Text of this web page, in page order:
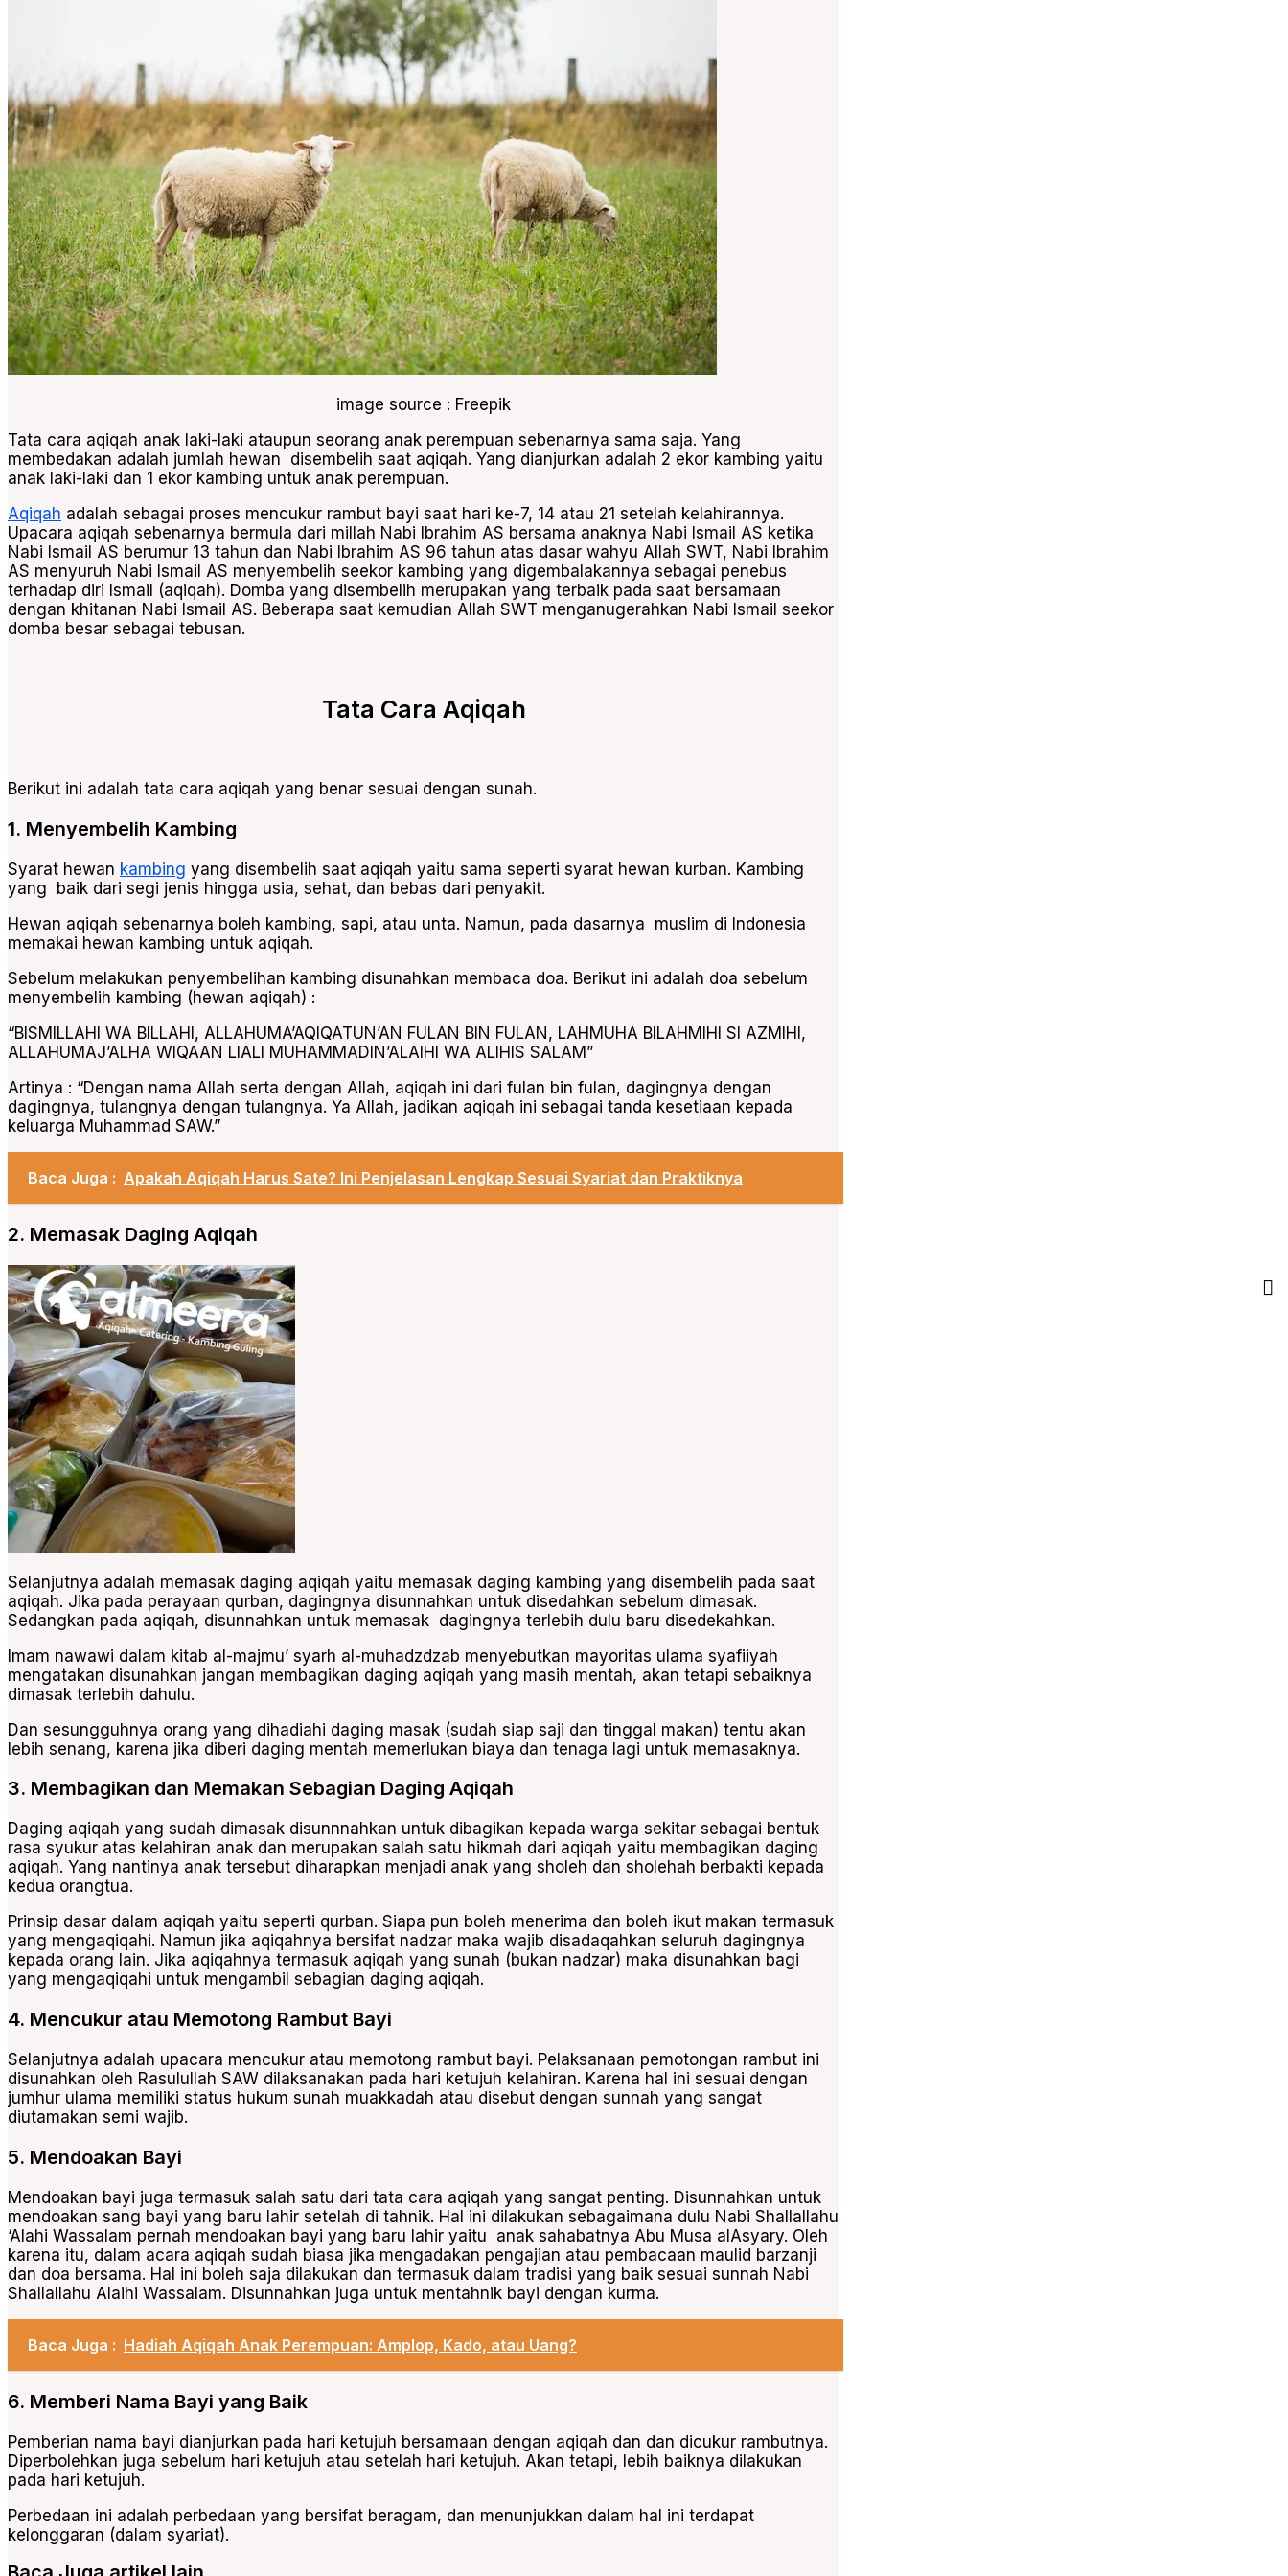
image source : Freepik
Tata cara aqiqah anak laki-laki ataupun seorang anak perempuan sebenarnya sama saja. Yang
membedakan adalah jumlah hewan disembelih saat aqiqah. Yang dianjurkan adalah 2 ekor kambing yaitu
anak laki-laki dan 1 ekor kambing untuk anak perempuan.
Aqiqah adalah sebagai proses mencukur rambut bayi saat hari ke-7, 14 atau 21 setelah kelahirannya.
Upacara aqiqah sebenarnya bermula dari millah Nabi Ibrahim AS bersama anaknya Nabi Ismail AS ketika
Nabi Ismail AS berumur 13 tahun dan Nabi Ibrahim AS 96 tahun atas dasar wahyu Allah SWT, Nabi Ibrahim
AS menyuruh Nabi Ismail AS menyembelih seekor kambing yang digembalakannya sebagai penebus
terhadap diri Ismail (aqiqah). Domba yang disembelih merupakan yang terbaik pada saat bersamaan
dengan khitanan Nabi Ismail AS. Beberapa saat kemudian Allah SWT menganugerahkan Nabi Ismail seekor
domba besar sebagai tebusan.
Tata Cara Aqiqah
Berikut ini adalah tata cara aqiqah yang benar sesuai dengan sunah.
1. Menyembelih Kambing
Syarat hewan kambing yang disembelih saat aqiqah yaitu sama seperti syarat hewan kurban. Kambing
yang baik dari segi jenis hingga usia, sehat, dan bebas dari penyakit.
Hewan aqiqah sebenarnya boleh kambing, sapi, atau unta. Namun, pada dasarnya muslim di Indonesia
memakai hewan kambing untuk aqiqah.
Sebelum melakukan penyembelihan kambing disunahkan membaca doa. Berikut ini adalah doa sebelum
menyembelih kambing (hewan aqiqah) :
“BISMILLAHI WA BILLAHI, ALLAHUMA’AQIQATUN’AN FULAN BIN FULAN, LAHMUHA BILAHMIHI SI AZMIHI,
ALLAHUMAJ’ALHA WIQAAN LIALI MUHAMMADIN’ALAIHI WA ALIHIS SALAM”
Artinya : “Dengan nama Allah serta dengan Allah, aqiqah ini dari fulan bin fulan, dagingnya dengan
dagingnya, tulangnya dengan tulangnya. Ya Allah, jadikan aqiqah ini sebagai tanda kesetiaan kepada
keluarga Muhammad SAW.”
Baca Juga : Apakah Aqiqah Harus Sate? Ini Penjelasan Lengkap Sesuai Syariat dan Praktiknya
2. Memasak Daging Aqiqah
Selanjutnya adalah memasak daging aqiqah yaitu memasak daging kambing yang disembelih pada saat
aqiqah. Jika pada perayaan qurban, dagingnya disunnahkan untuk disedahkan sebelum dimasak.
Sedangkan pada aqiqah, disunnahkan untuk memasak dagingnya terlebih dulu baru disedekahkan.
Imam nawawi dalam kitab al-majmu’ syarh al-muhadzdzab menyebutkan mayoritas ulama syafiiyah
mengatakan disunahkan jangan membagikan daging aqiqah yang masih mentah, akan tetapi sebaiknya
dimasak terlebih dahulu.
Dan sesungguhnya orang yang dihadiahi daging masak (sudah siap saji dan tinggal makan) tentu akan
lebih senang, karena jika diberi daging mentah memerlukan biaya dan tenaga lagi untuk memasaknya.
3. Membagikan dan Memakan Sebagian Daging Aqiqah
Daging aqiqah yang sudah dimasak disunnnahkan untuk dibagikan kepada warga sekitar sebagai bentuk
rasa syukur atas kelahiran anak dan merupakan salah satu hikmah dari aqiqah yaitu membagikan daging
aqiqah. Yang nantinya anak tersebut diharapkan menjadi anak yang sholeh dan sholehah berbakti kepada
kedua orangtua.
Prinsip dasar dalam aqiqah yaitu seperti qurban. Siapa pun boleh menerima dan boleh ikut makan termasuk
yang mengaqiqahi. Namun jika aqiqahnya bersifat nadzar maka wajib disadaqahkan seluruh dagingnya
kepada orang lain. Jika aqiqahnya termasuk aqiqah yang sunah (bukan nadzar) maka disunahkan bagi
yang mengaqiqahi untuk mengambil sebagian daging aqiqah.
4. Mencukur atau Memotong Rambut Bayi
Selanjutnya adalah upacara mencukur atau memotong rambut bayi. Pelaksanaan pemotongan rambut ini
disunahkan oleh Rasulullah SAW dilaksanakan pada hari ketujuh kelahiran. Karena hal ini sesuai dengan
jumhur ulama memiliki status hukum sunah muakkadah atau disebut dengan sunnah yang sangat
diutamakan semi wajib.
5. Mendoakan Bayi
Mendoakan bayi juga termasuk salah satu dari tata cara aqiqah yang sangat penting. Disunnahkan untuk
mendoakan sang bayi yang baru lahir setelah di tahnik. Hal ini dilakukan sebagaimana dulu Nabi Shallallahu
‘Alahi Wassalam pernah mendoakan bayi yang baru lahir yaitu anak sahabatnya Abu Musa alAsyary. Oleh
karena itu, dalam acara aqiqah sudah biasa jika mengadakan pengajian atau pembacaan maulid barzanji
dan doa bersama. Hal ini boleh saja dilakukan dan termasuk dalam tradisi yang baik sesuai sunnah Nabi
Shallallahu Alaihi Wassalam. Disunnahkan juga untuk mentahnik bayi dengan kurma.
Baca Juga : Hadiah Aqiqah Anak Perempuan: Amplop, Kado, atau Uang?
6. Memberi Nama Bayi yang Baik
Pemberian nama bayi dianjurkan pada hari ketujuh bersamaan dengan aqiqah dan dan dicukur rambutnya.
Diperbolehkan juga sebelum hari ketujuh atau setelah hari ketujuh. Akan tetapi, lebih baiknya dilakukan
pada hari ketujuh.
Perbedaan ini adalah perbedaan yang bersifat beragam, dan menunjukkan dalam hal ini terdapat
kelonggaran (dalam syariat).